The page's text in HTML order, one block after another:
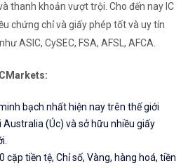
thanh khoản vượt trội. Cho đến nay IC
chứng chỉ và giấy phép tốt và uy tín
ASIC, CySEC, FSA, AFSL, AFCA.
bạch nhất hiện nay trên thế giới
(Úc) và sở hữu nhiều giấy
cặp tiền tệ, Chỉ số, Vàng, hàng hoá, tiền